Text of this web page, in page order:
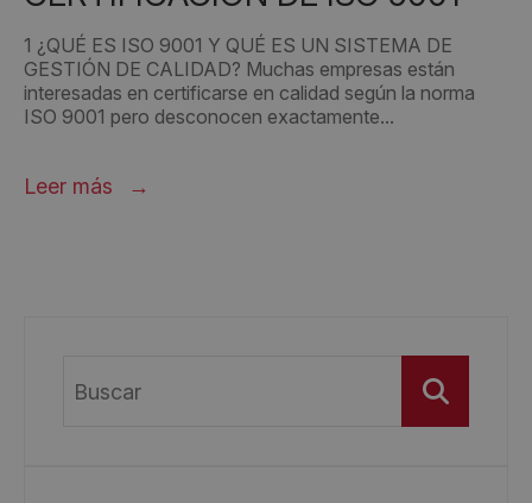
1 ¿QUÉ ES ISO 9001 Y QUÉ ES UN SISTEMA DE
GESTIÓN DE CALIDAD? Muchas empresas están
interesadas en certificarse en calidad según la norma
ISO 9001 pero desconocen exactamente...
Leer más
Buscar